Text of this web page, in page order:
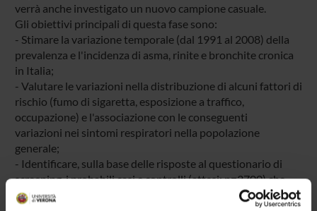
verrà anche investigato un nuovo campione casuale.
Gli obiettivi principali di questa fase sono:
- Stimare la variazione temporale (dal 1991 al 2008) della
prevalenza e l'incidenza di asma, rinite e bronchite cronica
in Italia;
- Valutare le variazioni nella distribuzione di alcuni fattori di
rischio (fumo di sigaretta, esposizione a traffico,
occupazione) e l'associazione con le conseguenti
variazioni nei sintomi respiratori nella popolazione
generale;
- Identificare, sulla base delle risposte al questionario di
screening, i probabili casi e controlli (attesi: n=3700) che
saranno successivamente invitati a partecipare